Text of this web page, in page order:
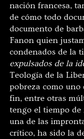
nación francesa,
de cómo todo
documento de
Fanon quien
condenados de la
expulsados de la
Teología de la
pobreza como uno
fin, entre otras
tengo el tiempo de
una de las
crítico, ha sido la